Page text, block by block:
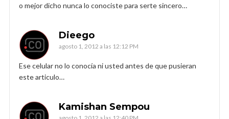
o mejor dicho nunca lo conociste para serte sincero…
Dieego
agosto 1, 2012 a las 12:12 PM
Ese celular no lo conocía ni usted antes de que pusieran
este articulo…
Kamishan Sempou